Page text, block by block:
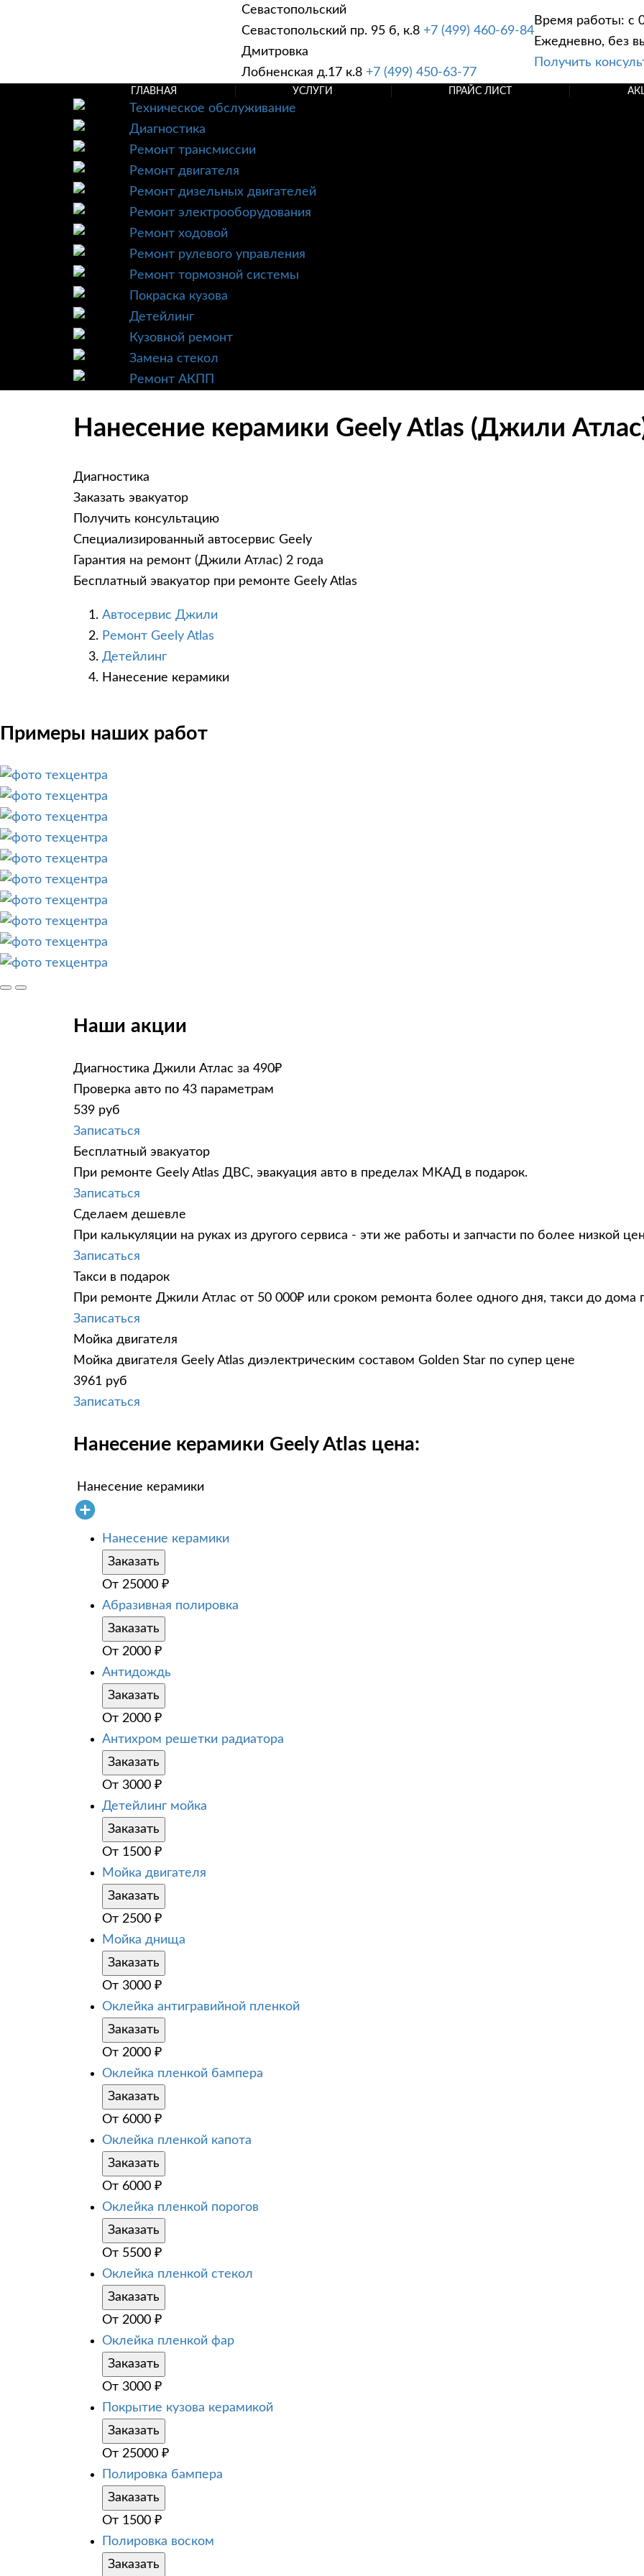
Севастопольский
Севастопольский пр. 95 б, к.8 +7 (499) 460-69-84
Дмитровка
Лобненская д.17 к.8 +7 (499) 450-63-77
Время работы: с
Ежедневно, без
Получить
ГЛАВНАЯ УСЛУГИ ПРАЙС ЛИСТ
Техническое обслуживание
Диагностика
Ремонт трансмиссии
Ремонт двигателя
Ремонт дизельных двигателей
Ремонт электрооборудования
Ремонт ходовой
Ремонт рулевого управления
Ремонт тормозной системы
Покраска кузова
Детейлинг
Кузовной ремонт
Замена стекол
Ремонт АКПП
Нанесение керамики Geely Atlas (Джили
Диагностика
Заказать эвакуатор
Получить консультацию
Специализированный автосервис Geely
Гарантия на ремонт (Джили Атлас) 2 года
Бесплатный эвакуатор при ремонте Geely Atlas
Автосервис Джили
Ремонт Geely Atlas
Детейлинг
Нанесение керамики
Примеры наших работ
Наши акции
Диагностика Джили Атлас за 490₽
Проверка авто по 43 параметрам
539 руб
Записаться
Бесплатный эвакуатор
При ремонте Geely Atlas ДВС, эвакуация авто в пределах МКАД в подарок.
Записаться
Сделаем дешевле
При калькуляции на руках из другого сервиса - эти же работы и запчасти по более низкой
Записаться
Такси в подарок
При ремонте Джили Атлас от 50 000₽ или сроком ремонта более одного дня, такси до дома
Записаться
Мойка двигателя
Мойка двигателя Geely Atlas диэлектрическим составом Golden Star по супер цене
3961 руб
Записаться
Нанесение керамики Geely Atlas цена:
Нанесение керамики
Нанесение керамики
Заказать
От 25000 ₽
Абразивная полировка
Заказать
От 2000 ₽
Антидождь
Заказать
От 2000 ₽
Антихром решетки радиатора
Заказать
От 3000 ₽
Детейлинг мойка
Заказать
От 1500 ₽
Мойка двигателя
Заказать
От 2500 ₽
Мойка днища
Заказать
От 3000 ₽
Оклейка антигравийной пленкой
Заказать
От 2000 ₽
Оклейка пленкой бампера
Заказать
От 6000 ₽
Оклейка пленкой капота
Заказать
От 6000 ₽
Оклейка пленкой порогов
Заказать
От 5500 ₽
Оклейка пленкой стекол
Заказать
От 2000 ₽
Оклейка пленкой фар
Заказать
От 3000 ₽
Покрытие кузова керамикой
Заказать
От 25000 ₽
Полировка бампера
Заказать
От 1500 ₽
Полировка воском
Заказать